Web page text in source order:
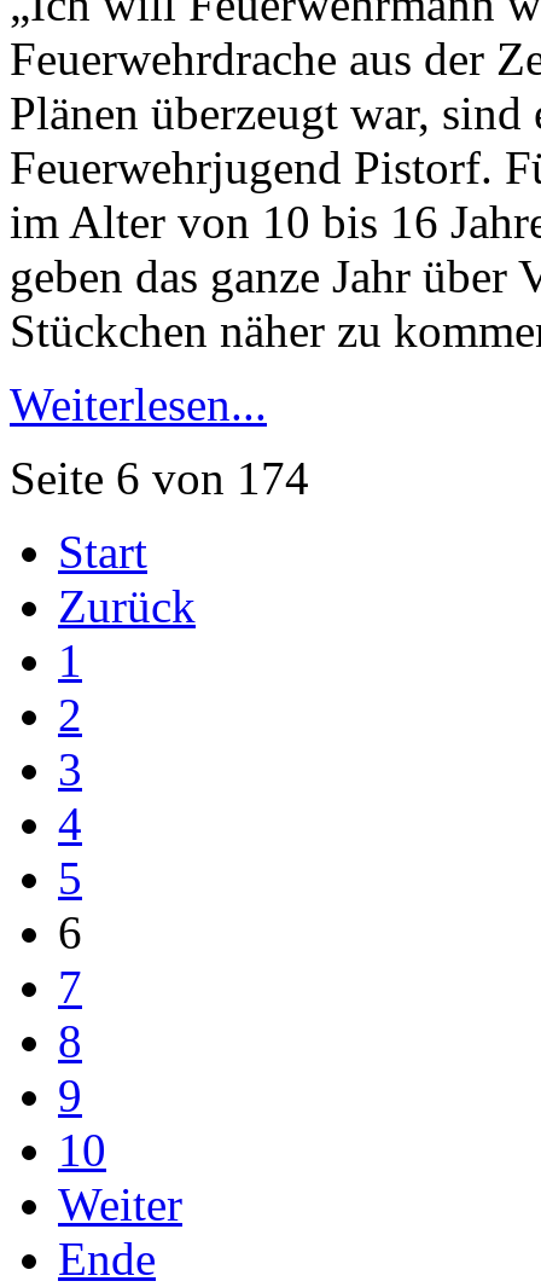
Feuerwehrdrache aus der
Plänen überzeugt war,
Feuerwehrjugend Pistorf.
im Alter von 10 bis 16
geben das ganze Jahr
Stückchen näher zu
Weiterlesen...
Seite 6 von 174
Start
Zurück
1
2
3
4
5
6
7
8
9
10
Weiter
Ende